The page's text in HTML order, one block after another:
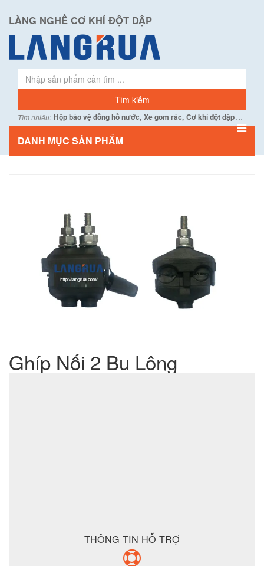
LÀNG NGHỀ CƠ KHÍ ĐỘT DẬP
Tìm nhiều: Hộp bảo vệ đồng hồ nước, Xe gom rác, Cơ khí đột dập...
DANH MỤC SẢN PHẨM
Ghíp Nối 2 Bu Lông
THÔNG TIN HỖ TRỢ